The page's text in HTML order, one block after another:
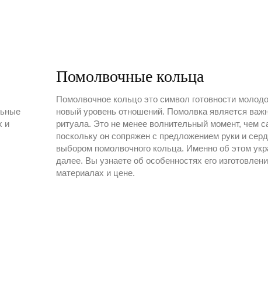
и
Помолвочные кольца
Помолвочное кольцо это символ готовности
новый уровень отношений. Помолвка является
ритуала. Это не менее волнительный момент, чем
поскольку он сопряжен с предложением руки и
выбором помолвочного кольца. Именно об этом
далее. Вы узнаете об особенностях его
материалах и цене.